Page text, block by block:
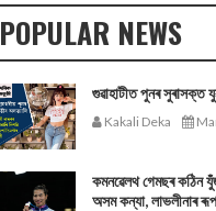
POPULAR NEWS
গুৱাহাটীত পুনৰ সুৰাসক্ত
Kakali Deka
কমনৱেলথ গেমছৰ কঠিন
অসম কন্যা, লাভলীনাৰ